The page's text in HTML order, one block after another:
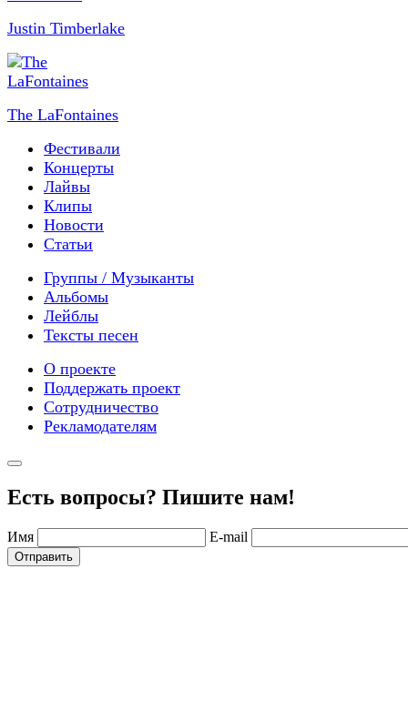
Justin Timberlake
The LaFontaines
Фестивали
Концерты
Лайвы
Клипы
Новости
Статьи
Группы / Музыканты
Альбомы
Лейблы
Тексты песен
О проекте
Поддержать проект
Сотрудничество
Рекламодателям
Есть вопросы? Пишите нам!
Имя E-mail